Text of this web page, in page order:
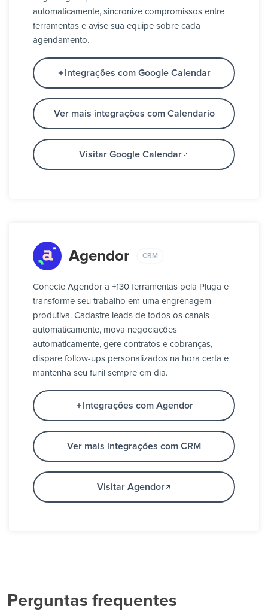
automaticamente, sincronize compromissos entre
ferramentas e avise sua equipe sobre cada
agendamento.
Integrações com Google Calendar
Ver mais integrações com Calendario
Visitar Google Calendar
Agendor CRM
Conecte Agendor a +130 ferramentas pela Pluga e
transforme seu trabalho em uma engrenagem
produtiva. Cadastre leads de todos os canais
automaticamente, mova negociações
automaticamente, gere contratos e cobranças,
dispare follow-ups personalizados na hora certa e
mantenha seu funil sempre em dia.
Integrações com Agendor
Ver mais integrações com CRM
Visitar Agendor
Perguntas frequentes